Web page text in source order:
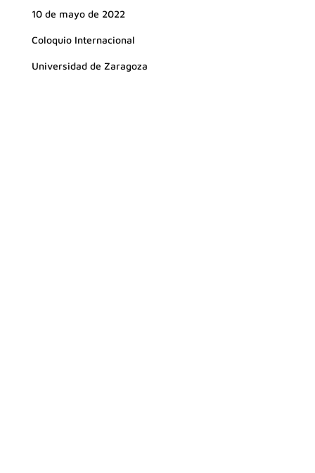
10 de mayo de 2022
Coloquio Internacional
Universidad de Zaragoza